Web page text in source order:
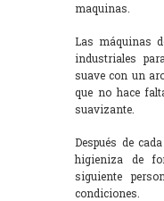
maquinas.
Las máquinas
industriales
suave con un
que no hace
suavizante.
Después de
higieniza de
siguiente
condiciones.